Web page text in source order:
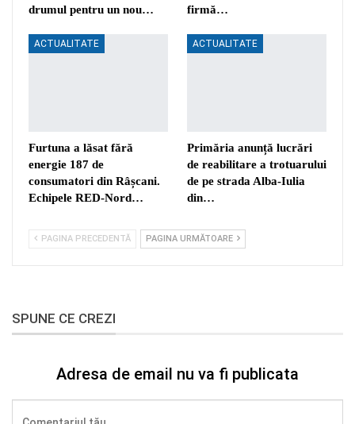
drumul pentru un nou…
firmă…
ACTUALITATE
Furtuna a lăsat fără
energie 187 de
consumatori din Râșcani.
Echipele RED-Nord…
ACTUALITATE
Primăria anunță lucrări
de reabilitare a trotuarului
de pe strada Alba-Iulia
din…
PAGINA PRECEDENTĂ PAGINA URMĂTOARE
SPUNE CE CREZI
Adresa de email nu va fi publicata